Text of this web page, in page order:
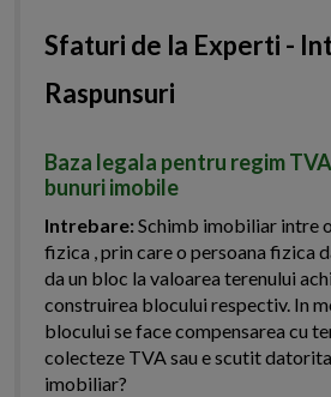
Sfaturi de la Experti -
Raspunsuri
Baza legala pentru regim
bunuri imobile
Intrebare:Schimb imobiliar intre
fizica , prin care o persoana fizica
da un bloc la valoarea terenului
construirea blocului respectiv. In
blocului se face compensarea cu
colecteze TVA sau e scutit
imobiliar?